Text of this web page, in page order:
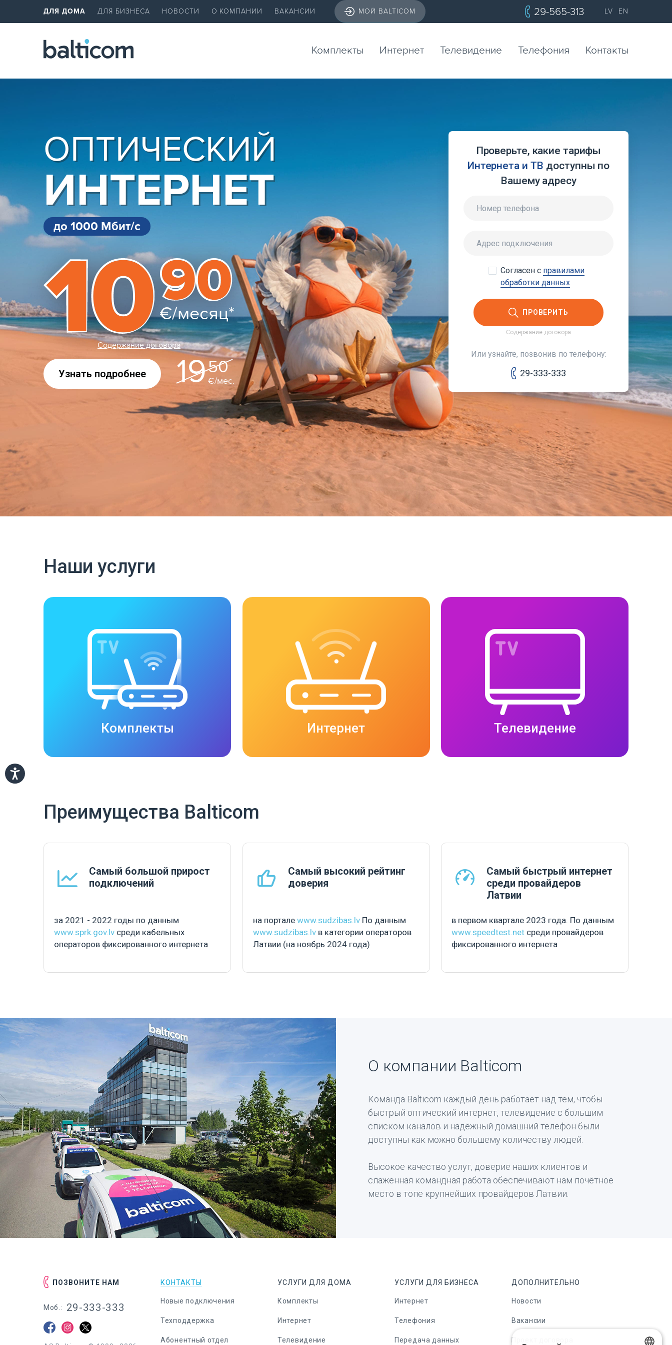
ДЛЯ ДОМА ДЛЯ БИЗНЕСА НОВОСТИ О КОМПАНИИ ВАКАНСИИ МОЙ BALTICOM 29-565-313 LV EN
Комплекты Интернет Телевидение Телефония Контакты
ОПТИЧЕСКИЙ
ИНТЕРНЕТ
до 1000 Мбит/с
€/месяц*
Содержание договора
1950
€/мес.
Узнать подробнее
Проверьте, какие тарифы
Интернета и ТВ доступны по
Вашему адресу
Согласен с правилами
обработки данных
ПРОВЕРИТЬ
Содержание договора
Или узнайте, позвонив по телефону:
29-333-333
Наши услуги
Комплекты Интернет Телевидение
Преимущества Balticom
Самый большой прирост
подключений
за 2021 - 2022 годы по данным
www.sprk.gov.lv среди кабельных
операторов фиксированного интернета
Самый высокий рейтинг
доверия
на портале www.sudzibas.lvПо данным
www.sudzibas.lvв категории операторов
Латвии (на ноябрь 2024 года)
Самый быстрый интернет
среди провайдеров
Латвии
в первом квартале 2023 года. По данным
www.speedtest.net среди провайдеров
фиксированного интернета
О компании Balticom
Команда Balticom каждый день работает над тем, чтобы
быстрый оптический интернет, телевидение с большим
списком каналов и надёжный домашний телефон были
доступны как можно большему количеству людей.
Высокое качество услуг, доверие наших клиентов и
слаженная командная работа обеспечивают нам почётное
место в топе крупнейших провайдеров Латвии.
ПОЗВОНИТЕ НАМ
Моб.: 29-333-333
КОНТАКТЫ
Новые подключения
Техподдержка
Абонентный отдел
УСЛУГИ ДЛЯ ДОМА
Комплекты
Интернет
Телевидение
УСЛУГИ ДЛЯ БИЗНЕСА
Интернет
Телефония
Передача данных
ДОПОЛНИТЕЛЬНО
Новости
Вакансии
Проект договора